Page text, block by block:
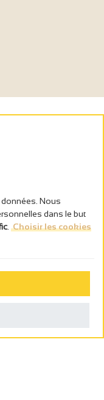
à consommer avec
Nous
dans le but
Choisir les cookies